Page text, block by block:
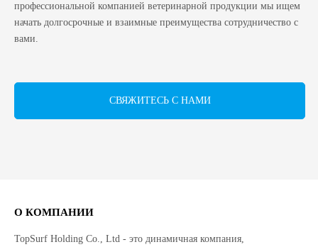
профессиональной компанией ветеринарной продукции мы ищем
начать долгосрочные и взаимные преимущества сотрудничество с
вами.
СВЯЖИТЕСЬ С НАМИ
О КОМПАНИИ
TopSurf Holding Co., Ltd - это динамичная компания,